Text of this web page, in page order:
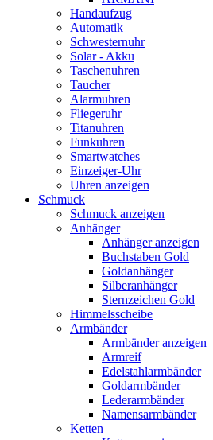
Handaufzug
Automatik
Schwesternuhr
Solar - Akku
Taschenuhren
Taucher
Alarmuhren
Fliegeruhr
Titanuhren
Funkuhren
Smartwatches
Einzeiger-Uhr
Uhren anzeigen
Schmuck
Schmuck anzeigen
Anhänger
Anhänger anzeigen
Buchstaben Gold
Goldanhänger
Silberanhänger
Sternzeichen Gold
Himmelsscheibe
Armbänder
Armbänder anzeigen
Armreif
Edelstahlarmbänder
Goldarmbänder
Lederarmbänder
Namensarmbänder
Ketten